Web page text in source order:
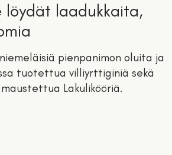
löydät laadukkaita,
pienpanimon oluita ja
tuotettua villiyrttiginiä sekä
Lakulikööriä.